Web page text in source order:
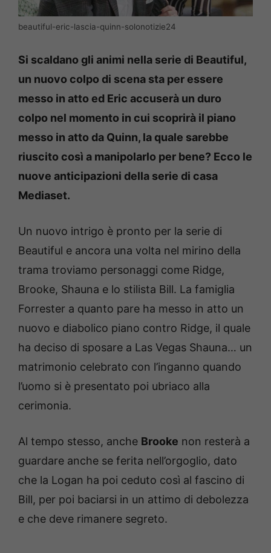
beautiful-eric-lascia-quinn-solonotizie24
Si scaldano gli animi nella serie di Beautiful,
un nuovo colpo di scena sta per essere
messo in atto ed Eric accuserà un duro
colpo nel momento in cui scoprirà il piano
messo in atto da Quinn, la quale sarebbe
riuscito così a manipolarlo per bene? Ecco le
nuove anticipazioni della serie di casa
Mediaset.
Un nuovo intrigo è pronto per la serie di
Beautiful e ancora una volta nel mirino della
trama troviamo personaggi come Ridge,
Brooke, Shauna e lo stilista Bill. La famiglia
Forrester a quanto pare ha messo in atto un
nuovo e diabolico piano contro Ridge, il quale
ha deciso di sposare a Las Vegas Shauna… un
matrimonio celebrato con l’inganno quando
l’uomo si è presentato poi ubriaco alla
cerimonia.
Al tempo stesso, anche Brooke non resterà a
guardare anche se ferita nell’orgoglio, dato
che la Logan ha poi ceduto così al fascino di
Bill, per poi baciarsi in un attimo di debolezza
e che deve rimanere segreto.